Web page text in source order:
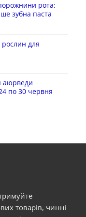
рота:
зубна паста
для
аюрведи
по 30 червня
товарів, чинні